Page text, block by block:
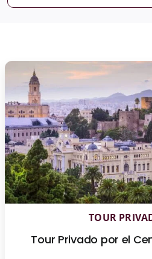
TOUR
Tour Privado por el